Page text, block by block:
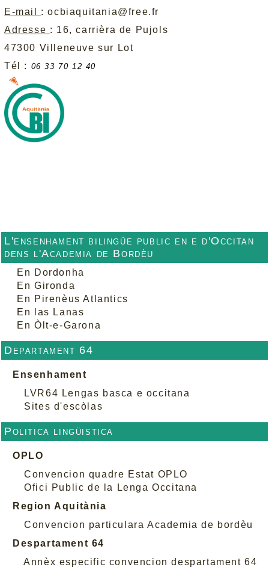
E-mail :ocbiaquitania@free.fr
Adresse : 16, carrièra de Pujols
47300 Villeneuve sur Lot
Tél : 06 33 70 12 40
L'ensenhament bilingüe public en e d'Occitan
dens l'Academia de Bordèu
En Dordonha
En Gironda
En Pirenèus Atlantics
En las Lanas
En Òlt-e-Garona
Departament 64
Ensenhament
LVR64 Lengas basca e occitana
Sites d'escòlas
Politica lingüistica
OPLO
Convencion quadre Estat OPLO
Ofici Public de la Lenga Occitana
Region Aquitània
Convencion particulara Academia de bordèu
Despartament 64
Annèx especific convencion despartament 64